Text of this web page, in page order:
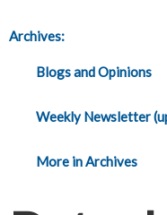
Archives:
Blogs and Opinions
Weekly Newsletter
More in Archives